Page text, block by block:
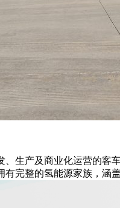
生产及商业化运营的客
完整的氢能源家族，涵